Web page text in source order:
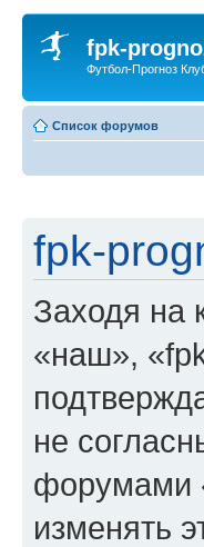
fpk-
Футбол-Прогноз
Список форумов
fpk-
Заходя на
«наш»,
не
форумами
изменять